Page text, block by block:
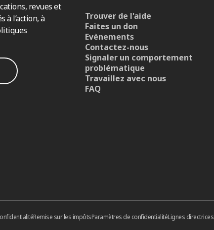
revues et
à l’action, à
Trouver de l'aide
Faites un don
Evènements
Contactez-nous
Signaler un comportement
problématique
Travaillez avec nous
FAQ
Remise sur les impôtsParamètres de confidentialitéLignes directrices